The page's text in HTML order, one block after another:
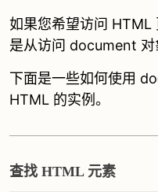
如果您希望访问 HTML
是从访问 document 对
下面是一些如何使用
HTML 的实例。
查找 HTML 元素